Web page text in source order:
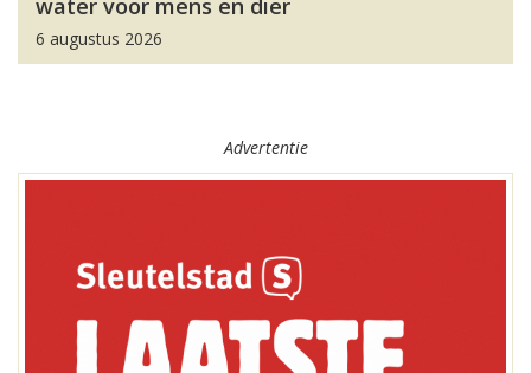
water voor mens en dier
6 augustus 2026
Advertentie